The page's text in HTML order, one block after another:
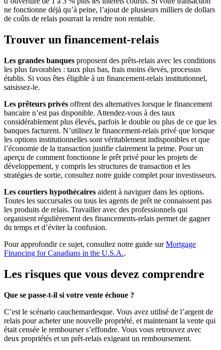
ne fonctionne déjà qu’à peine, l’ajout de plusieurs milliers de dollars
de coûts de relais pourrait la rendre non rentable.
Trouver un financement-relais
Les grandes banques proposent des prêts-relais avec les conditions
les plus favorables : taux plus bas, frais moins élevés, processus
établis. Si vous êtes éligible à un financement-relais institutionnel,
saisissez-le.
Les prêteurs privés offrent des alternatives lorsque le financement
bancaire n’est pas disponible. Attendez-vous à des taux
considérablement plus élevés, parfois le double ou plus de ce que les
banques facturent. N’utilisez le financement-relais privé que lorsque
les options institutionnelles sont véritablement indisponibles et que
l’économie de la transaction justifie clairement la prime. Pour un
aperçu de comment fonctionne le prêt privé pour les projets de
développement, y compris les structures de transaction et les
stratégies de sortie, consultez notre guide complet pour investisseurs.
Les courtiers hypothécaires aident à naviguer dans les options.
Toutes les succursales ou tous les agents de prêt ne connaissent pas
les produits de relais. Travailler avec des professionnels qui
organisent régulièrement des financements-relais permet de gagner
du temps et d’éviter la confusion.
Pour approfondir ce sujet, consultez notre guide surMortgage
Financing for Canadians in the U.S.A..
Les risques que vous devez comprendre
Que se passe-t-il si votre vente échoue ?
C’est le scénario cauchemardesque. Vous avez utilisé de l’argent de
relais pour acheter une nouvelle propriété, et maintenant la vente qui
était censée le rembourser s’effondre. Vous vous retrouvez avec
deux propriétés et un prêt-relais exigeant un remboursement.